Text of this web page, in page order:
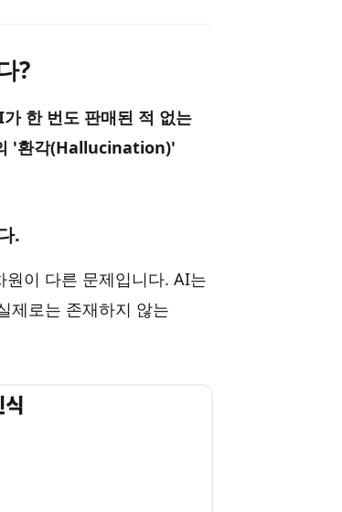
?
한 번도 판매된 적 없는
'환각(Hallucination)'
.
이 다른 문제입니다. AI는
제로는 존재하지 않는